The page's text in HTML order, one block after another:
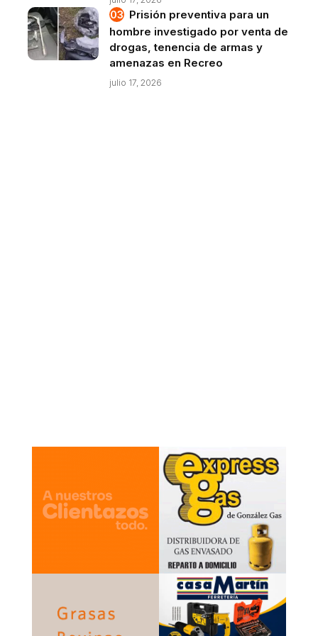
Prisión preventiva para un
hombre investigado por venta de
drogas, tenencia de armas y
amenazas en Recreo
julio 17, 2026